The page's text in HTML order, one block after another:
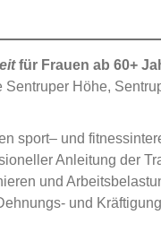
für Frauen ab 60+
Höhe,
sport– und
Anleitung der
und
und